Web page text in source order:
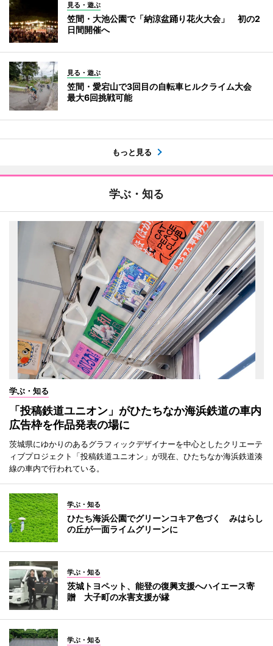
見る・遊ぶ
笠間・大池公園で「納涼盆踊り花火大会」 初の2
日間開催へ
見る・遊ぶ
笠間・愛宕山で3回目の自転車ヒルクライム大会
最大6回挑戦可能
もっと見る
学ぶ・知る
学ぶ・知る
「投稿鉄道ユニオン」がひたちなか海浜鉄道の車内
広告枠を作品発表の場に
茨城県にゆかりのあるグラフィックデザイナーを中心としたクリエーテ
ィブプロジェクト「投稿鉄道ユニオン」が現在、ひたちなか海浜鉄道湊
線の車内で行われている。
学ぶ・知る
ひたち海浜公園でグリーンコキア色づく みはらし
の丘が一面ライムグリーンに
学ぶ・知る
茨城トヨペット、能登の復興支援へハイエース寄
贈 大子町の水害支援が縁
学ぶ・知る